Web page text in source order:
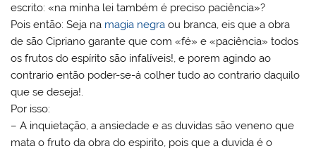
escrito: «na minha lei também é preciso paciência»?
Pois então: Seja na magia negra ou branca, eis que a obra
de são Cipriano garante que com «fé» e «paciência» todos
os frutos do espírito são infalíveis!, e porem agindo ao
contrario então poder-se-á colher tudo ao contrario daquilo
que se deseja!.
Por isso:
– A inquietação, a ansiedade e as duvidas são veneno que
mata o fruto da obra do espirito, pois que a duvida é o